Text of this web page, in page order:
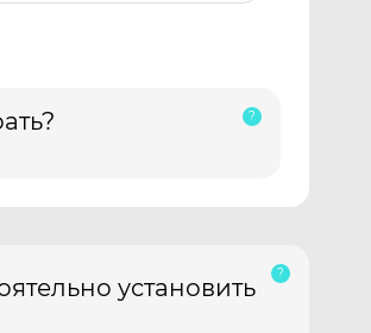
установить